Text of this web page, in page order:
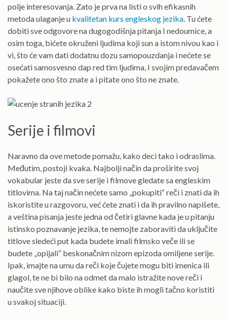
polje interesovanja. Zato je prva na listi o svih efikasnih
metoda ulaganje u kvalitetan kurs engleskog jezika. Tu ćete
dobiti sve odgovore na dugogodišnja pitanja I nedoumice, a
osim toga, bićete okruženi ljudima koji sun a istom nivou kao i
vi, što će vam dati dodatnu dozu samopouzdanja i nećete se
osećati samosvesno dap red tim ljudima, I svojim predavačem
pokažete ono što znate a i pitate ono što ne znate.
Serije i filmovi
Naravno da ove metode pomažu, kako deci tako i odraslima.
Međutim, postoji kvaka. Najbolji način da proširite svoj
vokabular jeste da sve serije i filmove gledate sa engleskim
titlovima. Na taj način nećete samo „pokupiti“ reči i znati da ih
iskoristite u razgovoru, već ćete znati i da ih pravilno napišete,
a veština pisanja jeste jedna od četiri glavne kada je u pitanju
istinsko poznavanje jezika, te nemojte zaboraviti da uključite
titlove sledeći put kada budete imali filmsko veče ili se
budete „opijali“ beskonačnim nizom epizoda omiljene serije.
Ipak, imajte na umu da reči koje čujete mogu biti imenica ili
glagol, te ne bi bilo na odmet da malo istražite nove reči i
naučite sve njihove oblike kako biste ih mogli tačno koristiti
u svakoj situaciji.